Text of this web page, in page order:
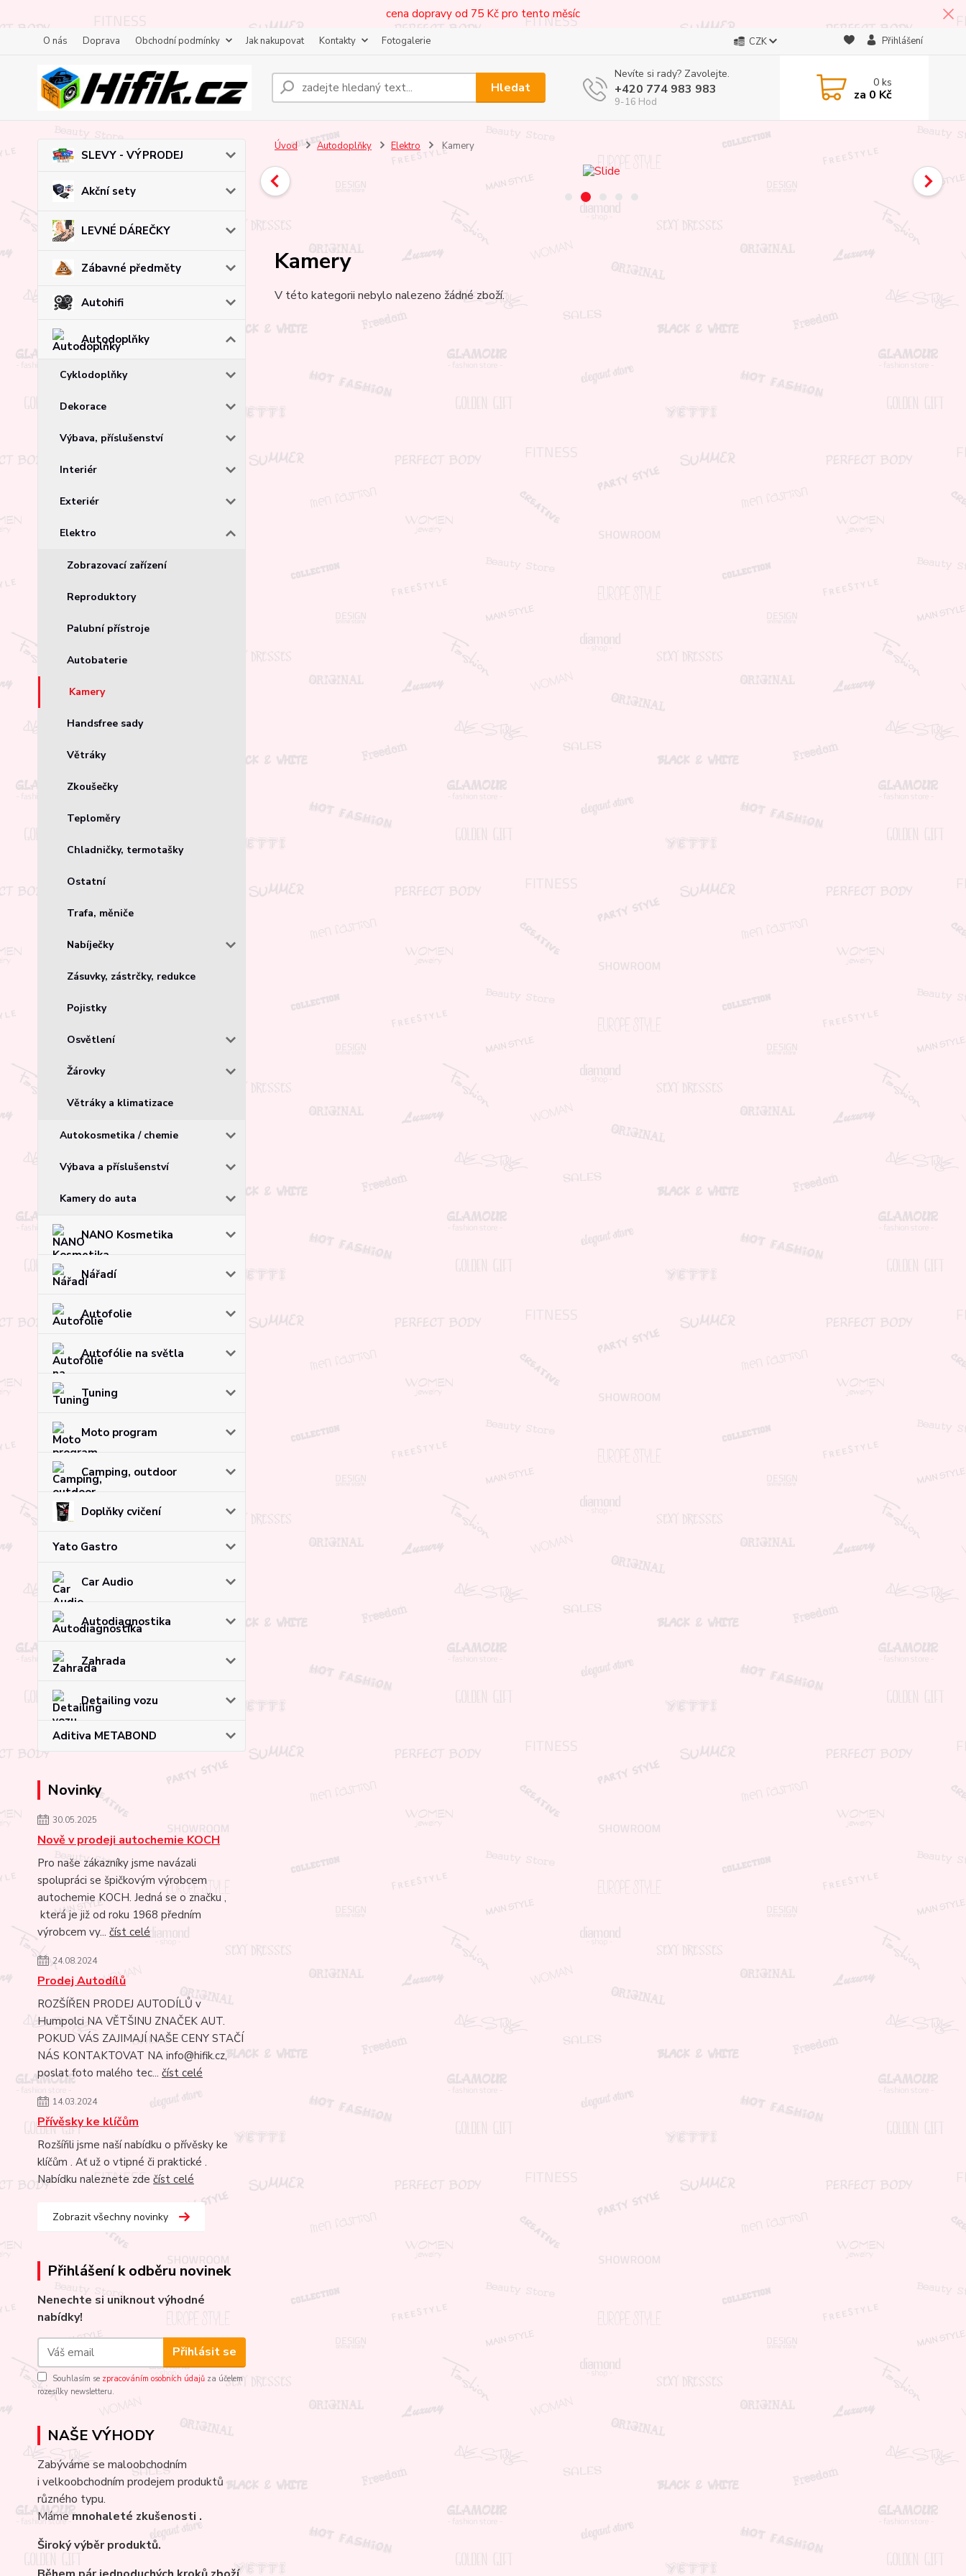
cena dopravy od 75 Kč pro tento měsíc
O nás Doprava Obchodní podmínky Jak nakupovat Kontakty Fotogalerie CZK Přihlášení
Hledat
Nevíte si rady? Zavolejte.
+420 774 983 983
9-16 Hod
0ks
za 0 Kč
SLEVY - VÝPRODEJ
Akční sety
LEVNÉ DÁREČKY
Zábavné předměty
Autohifi
Autodoplňky
Cyklodoplňky
Dekorace
Výbava, příslušenství
Interiér
Exteriér
Elektro
Zobrazovací zařízení
Reproduktory
Palubní přístroje
Autobaterie
Kamery
Handsfree sady
Větráky
Zkoušečky
Teploměry
Chladničky, termotašky
Ostatní
Trafa, měniče
Nabíječky
Zásuvky, zástrčky, redukce
Pojistky
Osvětlení
Žárovky
Větráky a klimatizace
Autokosmetika / chemie
Výbava a příslušenství
Kamery do auta
NANO Kosmetika
Nářadí
Autofolie
Autofólie na světla
Tuning
Moto program
Camping, outdoor
Doplňky cvičení
Yato Gastro
Car Audio
Autodiagnostika
Zahrada
Detailing vozu
Aditiva METABOND
Novinky
30.05.2025
Nově v prodeji autochemie KOCH
Pro naše zákazníky jsme navázali
spolupráci se špičkovým výrobcem
autochemie KOCH. Jedná se o značku ,
která je již od roku 1968 předním
výrobcem vy... číst celé
24.08.2024
Prodej Autodílů
ROZŠÍŘEN PRODEJ AUTODÍLŮ v
Humpolci NA VĚTŠINU ZNAČEK AUT.
POKUD VÁS ZAJIMAJÍ NAŠE CENY STAČÍ
NÁS KONTAKTOVAT NA info@hifik.cz,
poslat foto malého tec... číst celé
14.03.2024
Přívěsky ke klíčům
Rozšířili jsme naší nabídku o přívěsky ke
klíčům . Ať už o vtipné či praktické .
Nabídku naleznete zde číst celé
Zobrazit všechny novinky
Přihlášení k odběru novinek
Nenechte si uniknout výhodné
nabídky!
Přihlásit se
Souhlasím se zpracováním osobních údajů za účelem
rozesílky newsletteru.
NAŠE VÝHODY
Zabýváme se maloobchodním
i velkoobchodním prodejem produktů
různého typu.
Mámemnohaleté zkušenosti .
Široký výběr produktů.
Úvod Autodoplňky Elektro Kamery
Kamery
V této kategorii nebylo nalezeno žádné zboží.